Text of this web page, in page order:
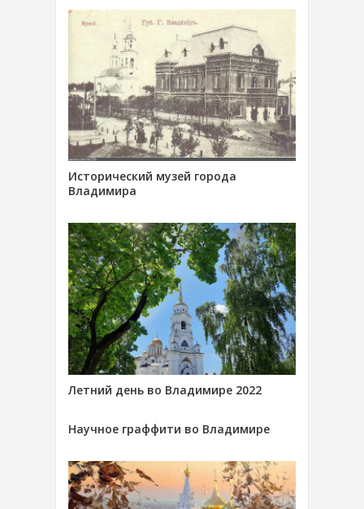
Исторический музей города
Владимира
Летний день во Владимире 2022
Научное граффити во Владимире